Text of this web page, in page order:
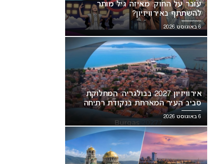
עובר על החוק: מאיזה גיל מותר
להשתתף באירוויזיון?
6 באוגוסט 2026
אירוויזיון 2027 בבולגריה: המחלוקת
סביב העיר המארחת בנקודת רתיחה
6 באוגוסט 2026